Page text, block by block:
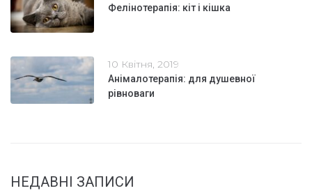
Фелінотерапія: кіт і кішка
10 Квітня, 2019
Анімалотерапія: для душевної
рівноваги
НЕДАВНІ ЗАПИСИ